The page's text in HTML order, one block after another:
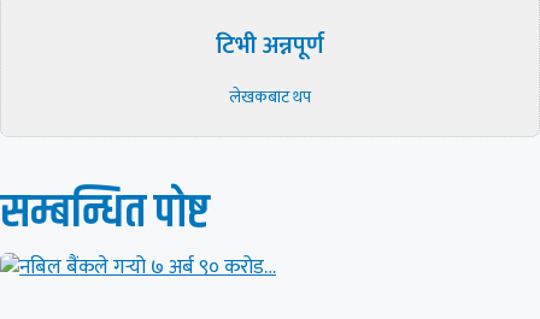
टिभी अन्नपूर्ण
लेखकबाट थप
सम्बन्धित पाेष्ट